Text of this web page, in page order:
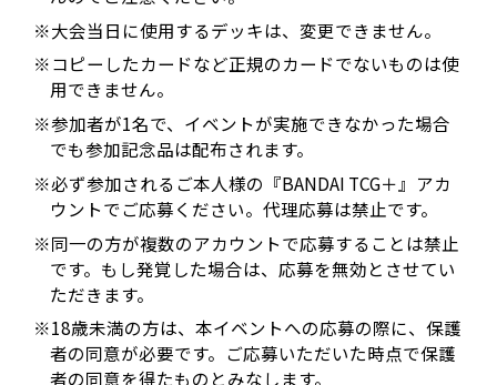
※大会当日に使用するデッキは、変更できません。
※コピーしたカードなど正規のカードでないものは使
用できません。
※参加者が1名で、イベントが実施できなかった場合
でも参加記念品は配布されます。
※必ず参加されるご本人様の『BANDAI TCG＋』アカ
ウントでご応募ください。代理応募は禁止です。
※同一の方が複数のアカウントで応募することは禁止
です。もし発覚した場合は、応募を無効とさせてい
ただきます。
※18歳未満の方は、本イベントへの応募の際に、保護
者の同意が必要です。ご応募いただいた時点で保護
者の同意を得たものとみなします。